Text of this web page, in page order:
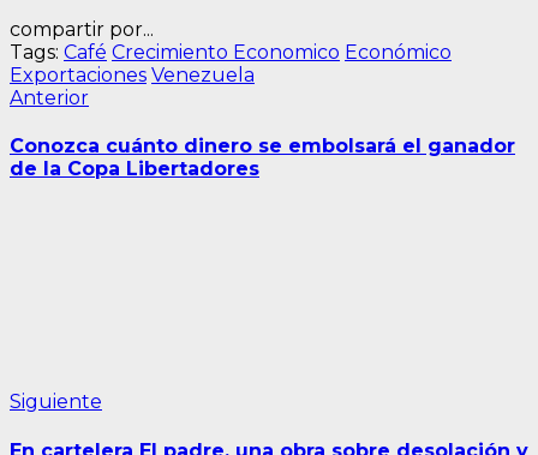
compartir por...
Tags: Café Crecimiento Economico Económico
Exportaciones Venezuela
Navegación
de
entradas
AnteriorEntrada
Conozca cuánto dinero se embolsará el ganador
de la Copa Libertadores
Siguiente
En cartelera El padre, una obra sobre desolación y